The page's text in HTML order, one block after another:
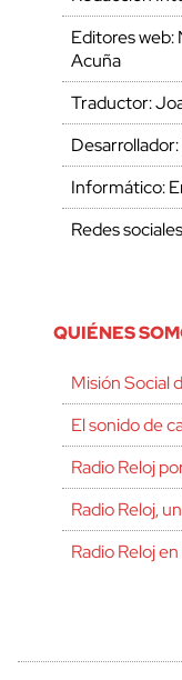
Editores web:
Acuña
Traductor:
Informático:
Redes
QUIÉNES
Misión Social
El sonido de
Radio Reloj
Radio Reloj,
Radio Reloj